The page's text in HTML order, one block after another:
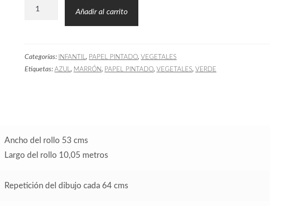
Papel
Azul
cantidad
Añadir al carrito
Categorías: INFANTIL, PAPEL PINTADO,VEGETALES
Etiquetas:AZUL, MARRÓN, PAPEL PINTADO,VEGETALES,VERDE
Ancho del rollo 53 cms
Largo del rollo 10,05 metros
Repetición del dibujo cada 64 cms